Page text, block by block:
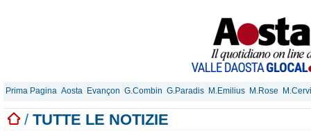
Prima Pagina Aosta Evançon G.Combin G.Paradis M.Emilius M.Rose
/ TUTTE LE NOTIZIE